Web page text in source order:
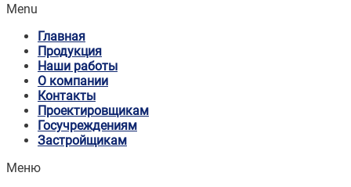
Menu
Главная
Продукция
Наши работы
О компании
Контакты
Проектировщикам
Госучреждениям
Застройщикам
Меню